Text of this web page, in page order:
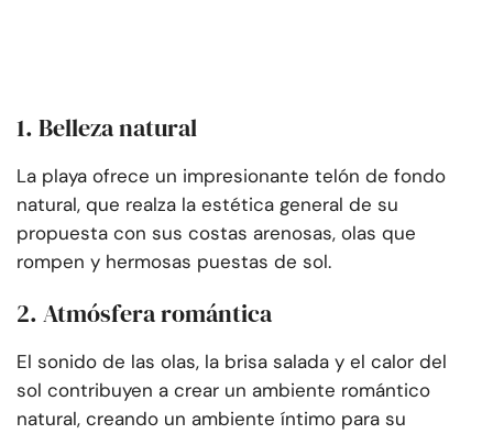
1. Belleza natural
La playa ofrece un impresionante telón de fondo
natural, que realza la estética general de su
propuesta con sus costas arenosas, olas que
rompen y hermosas puestas de sol.
2. Atmósfera romántica
El sonido de las olas, la brisa salada y el calor del
sol contribuyen a crear un ambiente romántico
natural, creando un ambiente íntimo para su